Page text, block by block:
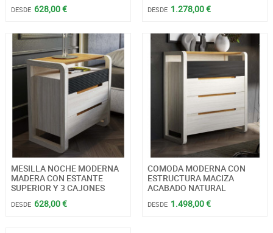
DESDE 628,00 € DESDE 1.278,00 €
MESILLA NOCHE MODERNA
MADERA CON ESTANTE
SUPERIOR Y 3 CAJONES
DESDE 628,00 €
COMODA MODERNA CON
ESTRUCTURA MACIZA
ACABADO NATURAL
DESDE 1.498,00 €